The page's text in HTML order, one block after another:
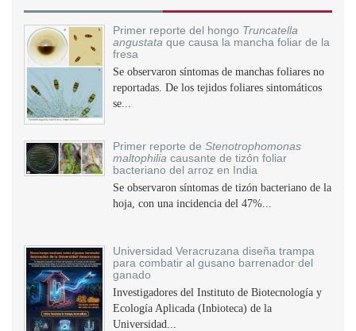
Primer reporte del hongo Truncatella
angustata que causa la mancha foliar de la
fresa
Se observaron síntomas de manchas foliares no
reportadas. De los tejidos foliares sintomáticos
se...
Primer reporte de Stenotrophomonas
maltophilia causante de tizón foliar
bacteriano del arroz en India
Se observaron síntomas de tizón bacteriano de la
hoja, con una incidencia del 47%...
Universidad Veracruzana diseña trampa
para combatir al gusano barrenador del
ganado
Investigadores del Instituto de Biotecnología y
Ecología Aplicada (Inbioteca) de la
Universidad...